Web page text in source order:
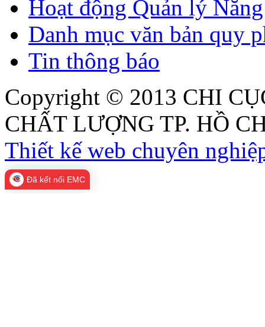
Hoạt động Quản lý
Danh mục văn bản quy
Tin thông báo
Copyright © 2013 CHI
CHẤT LƯỢNG TP. HỒ
Thiết kế web chuyên
Đã kết nối EMC